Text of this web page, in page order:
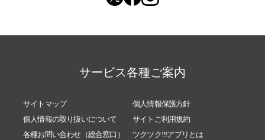
サービス各種ご案内
サイトマップ
個人情報保護方針
個人情報の取り扱いについて
サイトご利用規約
各種お問い合わせ（総合窓口）
ツクツク!!!アプリとは